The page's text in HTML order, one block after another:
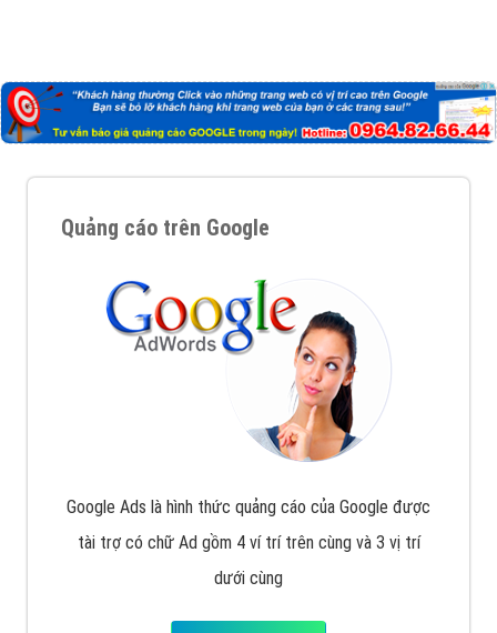
Quảng cáo trên Google
Google Ads là hình thức quảng cáo của Google được
tài trợ có chữ Ad gồm 4 ví trí trên cùng và 3 vị trí
dưới cùng